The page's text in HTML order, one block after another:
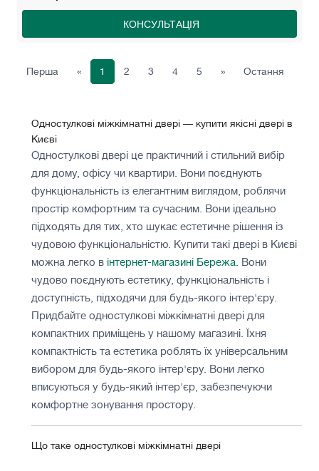
КОНСУЛЬТАЦІЯ
Перша « 1 2 3 4 5 » Остання
Одностулкові міжкімнатні двері — купити якісні двері в
Києві
Одностулкові двері це практичний і стильний вибір
для дому, офісу чи квартири. Вони поєднують
функціональність із елегантним виглядом, роблячи
простір комфортним та сучасним. Вони ідеально
підходять для тих, хто шукає естетичне рішення із
чудовою функціональністю. Купити такі двері в Києві
можна легко вінтернет-магазині Бережа. Вони
чудово поєднують естетику, функціональність і
доступність, підходячи для будь-якого інтер'єру.
Придбайте одностулкові міжкімнатні двері для
компактних приміщень у нашому магазині. Їхня
компактність та естетика роблять їх універсальним
вибором для будь-якого інтер'єру. Вони легко
вписуються у будь-який інтер'єр, забезпечуючи
комфортне зонування простору.
Що таке одностулкові міжкімнатні двері